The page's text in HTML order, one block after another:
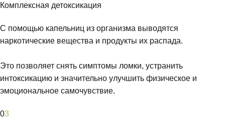
Комплексная детоксикация
С помощью капельниц из организма выводятся
наркотические вещества и продукты их распада.
Это позволяет снять симптомы ломки, устранить
интоксикацию и значительно улучшить физическое и
эмоциональное самочувствие.
03